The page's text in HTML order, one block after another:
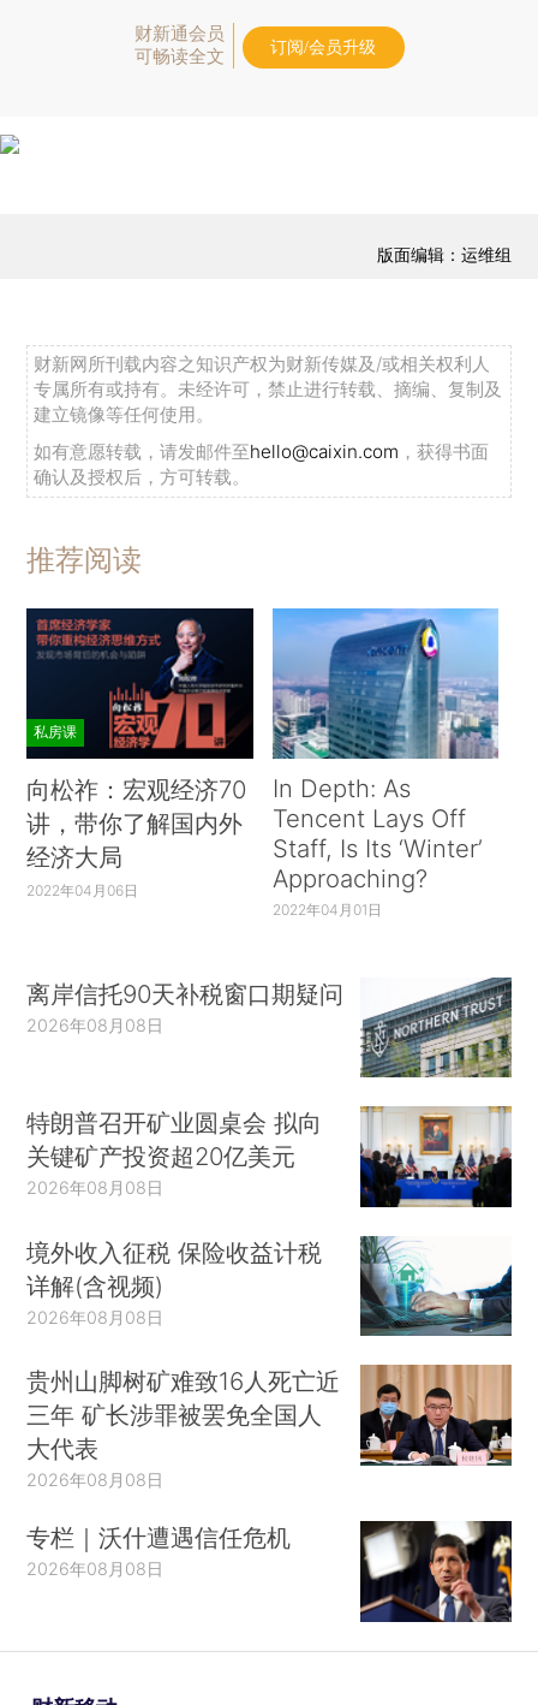
财新通会员
可畅读全文
订阅/会员升级
版面编辑：运维组
财新网所刊载内容之知识产权为财新传媒及/或相关权利人
专属所有或持有。未经许可，禁止进行转载、摘编、复制及
建立镜像等任何使用。
如有意愿转载，请发邮件至hello@caixin.com ，获得书面
确认及授权后，方可转载。
推荐阅读
私房课
向松祚：宏观经济70
讲，带你了解国内外
经济大局
2022年04月06日
In Depth: As
Tencent Lays Off
Staff, Is Its ‘Winter’
Approaching?
2022年04月01日
离岸信托90天补税窗口期疑问
2026年08月08日
特朗普召开矿业圆桌会 拟向
关键矿产投资超20亿美元
2026年08月08日
境外收入征税 保险收益计税
详解(含视频)
2026年08月08日
贵州山脚树矿难致16人死亡近
三年 矿长涉罪被罢免全国人
大代表
2026年08月08日
专栏｜沃什遭遇信任危机
2026年08月08日